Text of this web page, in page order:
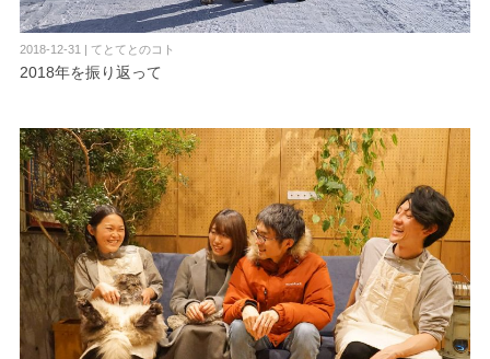
2018-12-31 | てとてとのコト
2018年を振り返って